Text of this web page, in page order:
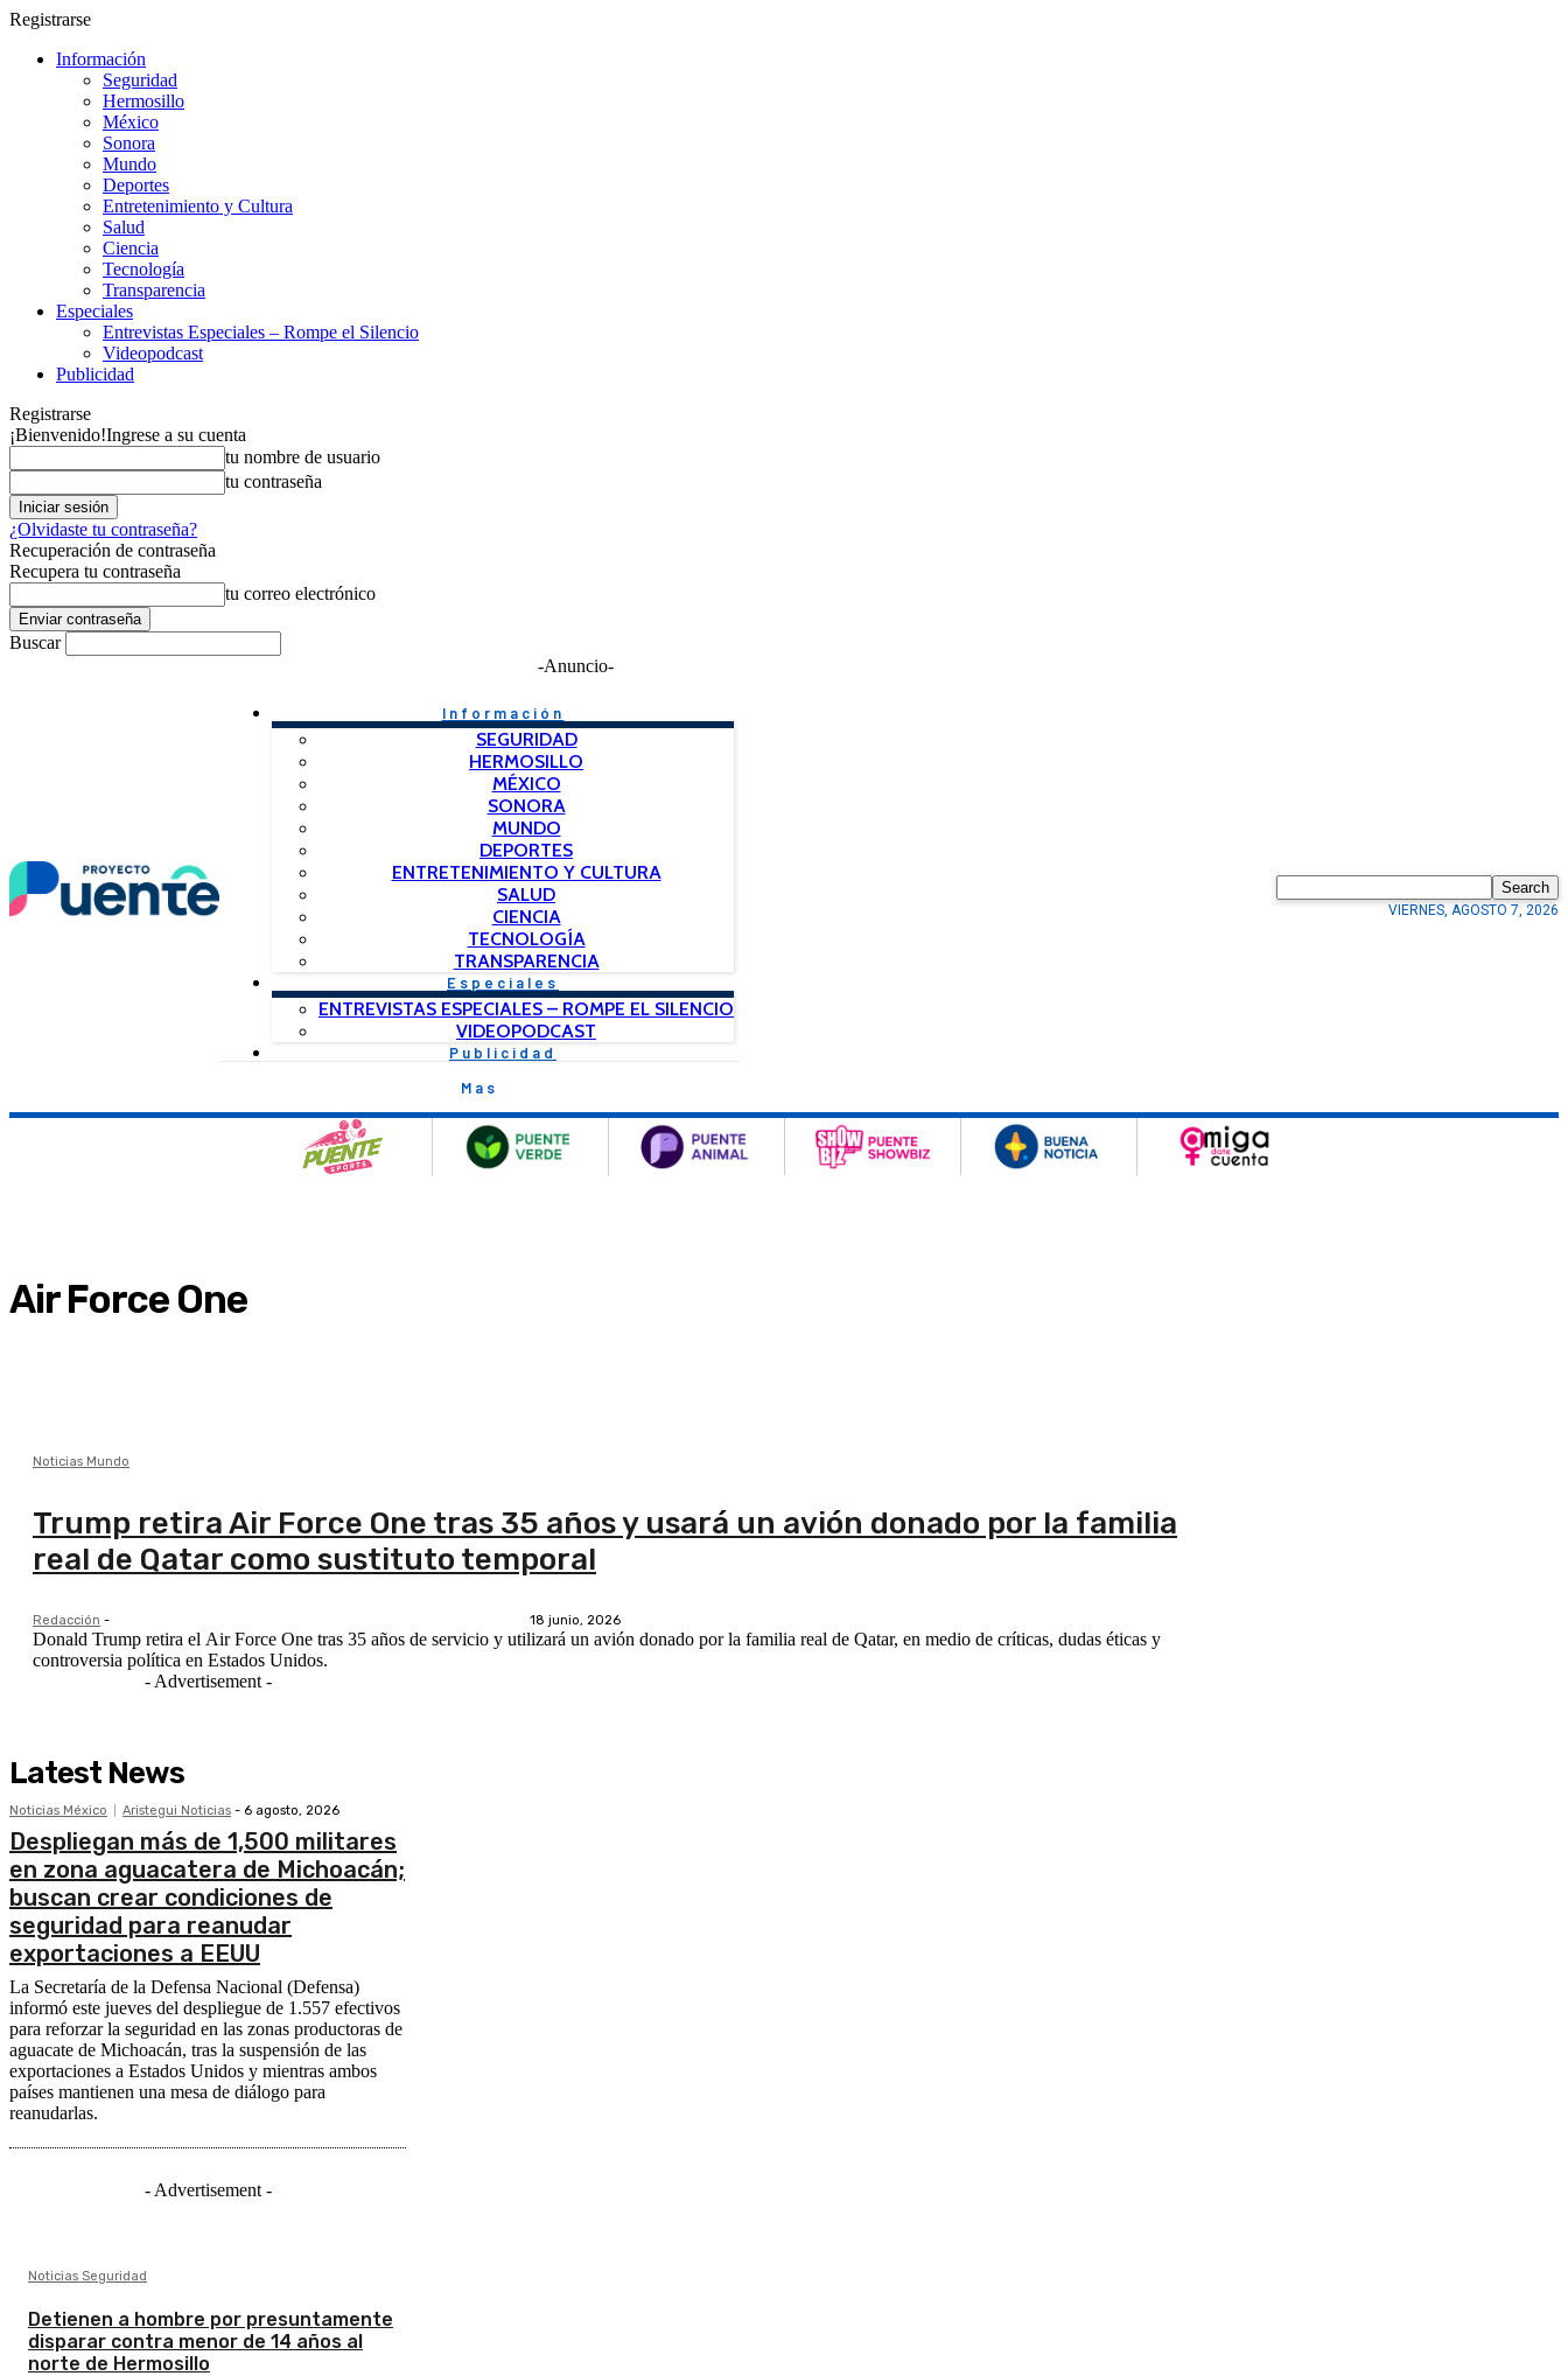
Registrarse
Información
Seguridad
Hermosillo
México
Sonora
Mundo
Deportes
Entretenimiento y Cultura
Salud
Ciencia
Tecnología
Transparencia
Especiales
Entrevistas Especiales – Rompe el Silencio
Videopodcast
Publicidad
Registrarse
¡Bienvenido!Ingrese a su cuenta
tu nombre de usuario
tu contraseña
¿Olvidaste tu contraseña?
Recuperación de contraseña
Recupera tu contraseña
tu correo electrónico
Buscar
-Anuncio-
Información
SEGURIDAD
HERMOSILLO
MÉXICO
SONORA
MUNDO
DEPORTES
ENTRETENIMIENTO Y CULTURA
SALUD
CIENCIA
TECNOLOGÍA
TRANSPARENCIA
Especiales
ENTREVISTAS ESPECIALES – ROMPE EL SILENCIO
VIDEOPODCAST
Publicidad
Mas
Search
VIERNES, AGOSTO 7, 2026
Air Force One
Noticias Mundo
Trump retira Air Force One tras 35 años y usará un avión donado por la familia
real de Qatar como sustituto temporal
Redacción - 18 junio, 2026
Donald Trump retira el Air Force One tras 35 años de servicio y utilizará un avión donado por la familia real de Qatar, en medio de críticas, dudas éticas y
controversia política en Estados Unidos.
- Advertisement -
Latest News
Noticias México Aristegui Noticias - 6 agosto, 2026
Despliegan más de 1,500 militares
en zona aguacatera de Michoacán;
buscan crear condiciones de
seguridad para reanudar
exportaciones a EEUU
La Secretaría de la Defensa Nacional (Defensa)
informó este jueves del despliegue de 1.557 efectivos
para reforzar la seguridad en las zonas productoras de
aguacate de Michoacán, tras la suspensión de las
exportaciones a Estados Unidos y mientras ambos
países mantienen una mesa de diálogo para
reanudarlas.
- Advertisement -
Noticias Seguridad
Detienen a hombre por presuntamente
disparar contra menor de 14 años al
norte de Hermosillo